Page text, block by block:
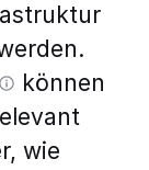
können
wie